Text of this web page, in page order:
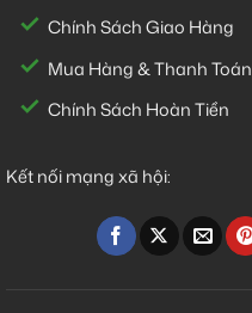
Chính Sách Giao Hàng
Mua Hàng & Thanh Toán
Chính Sách Hoàn Tiền
Kết nối mạng xã hội: